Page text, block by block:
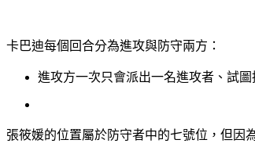
卡巴迪每個回合分為進攻與防守兩方：
進攻方一次只會派出一名進攻者、試
張筱媛的位置屬於防守者中的七號位，但因